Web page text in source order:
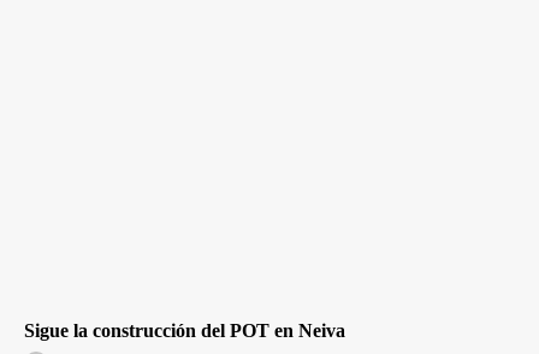
Sigue la construcción del POT en Neiva